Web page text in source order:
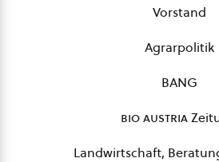
Vorstand
Agrarpolitik
BANG
bio austria
Landwirtschaft,